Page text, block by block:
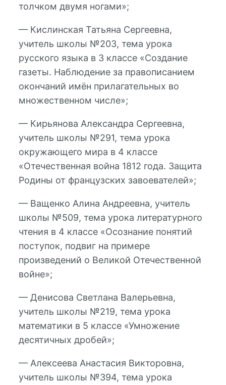
толчком двумя ногами»;
— Кислинская Татьяна Сергеевна,
учитель школы №203, тема урока
русского языка в 3 классе «Создание
газеты. Наблюдение за правописанием
окончаний имён прилагательных во
множественном числе»;
— Кирьянова Александра Сергеевна,
учитель школы №291, тема урока
окружающего мира в 4 классе
«Отечественная война 1812 года. Защита
Родины от французских завоевателей»;
— Ващенко Алина Андреевна, учитель
школы №509, тема урока литературного
чтения в 4 классе «Осознание понятий
поступок, подвиг на примере
произведений о Великой Отечественной
войне»;
— Денисова Светлана Валерьевна,
учитель школы №219, тема урока
математики в 5 классе «Умножение
десятичных дробей»;
— Алексеева Анастасия Викторовна,
учитель школы №394, тема урока